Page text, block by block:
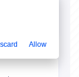
Allow